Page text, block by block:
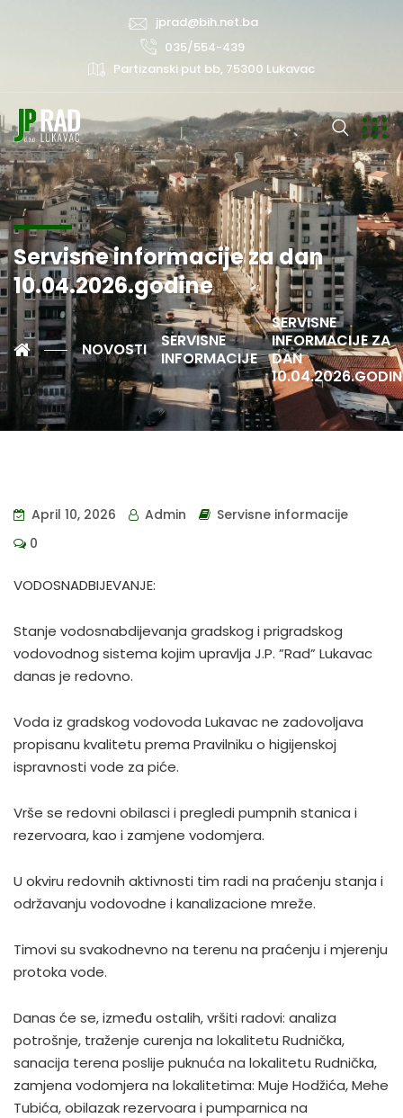
jprad@bih.net.ba
035/554-439
Partizanski put bb, 75300 Lukavac
Servisne informacije za dan
10.04.2026.godine
NOVOSTI
SERVISNE
INFORMACIJE
SERVISNE
INFORMACIJE ZA
DAN
April 10, 2026 Admin
Servisne informacije
0
VODOSNADBIJEVANJE:
Stanje vodosnabdijevanja gradskog i prigradskog
vodovodnog sistema kojim upravlja J.P. ”Rad” Lukavac
danas je redovno.
Voda iz gradskog vodovoda Lukavac ne zadovoljava
propisanu kvalitetu prema Pravilniku o higijenskoj
ispravnosti vode za piće.
Vrše se redovni obilasci i pregledi pumpnih stanica i
rezervoara, kao i zamjene vodomjera.
U okviru redovnih aktivnosti tim radi na praćenju stanja i
održavanju vodovodne i kanalizacione mreže.
Timovi su svakodnevno na terenu na praćenju i mjerenju
protoka vode.
Danas će se, između ostalih, vršiti radovi: analiza
potrošnje, traženje curenja na lokalitetu Rudnička,
sanacija terena poslije puknuća na lokalitetu Rudnička,
zamjena vodomjera na lokalitetima: Muje Hodžića, Mehe
Tubića, obilazak rezervoara i pumparnica na